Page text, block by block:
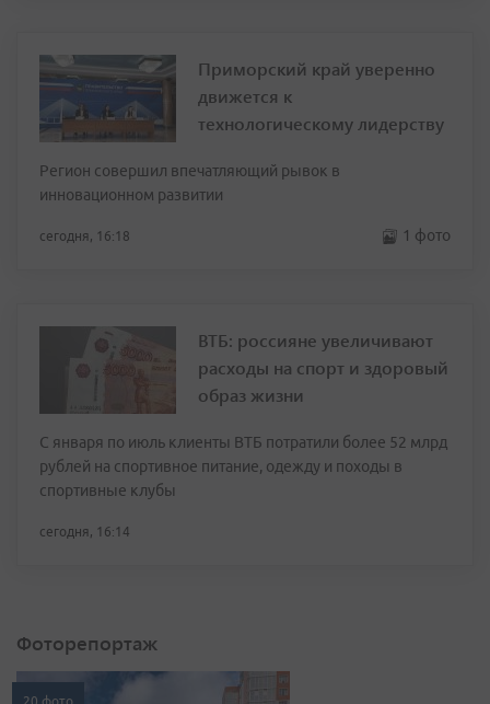
Приморский край уверенно
движется к
технологическому лидерству
Регион совершил впечатляющий рывок в
инновационном развитии
сегодня, 16:18 1 фото
ВТБ: россияне увеличивают
расходы на спорт и здоровый
образ жизни
С января по июль клиенты ВТБ потратили более 52 млрд
рублей на спортивное питание, одежду и походы в
спортивные клубы
сегодня, 16:14
Фоторепортаж